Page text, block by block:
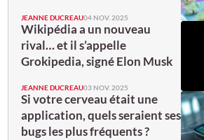
JEANNE DUCREAU04 NOV. 2025
Wikipédia a un nouveau
rival… et il s’appelle
Grokipedia, signé Elon Musk
JEANNE DUCREAU03 NOV. 2025
Si votre cerveau était une
application, quels seraient ses
bugs les plus fréquents ?